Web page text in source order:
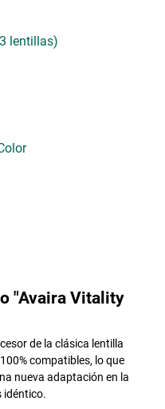
lentillas)
"Avaira Vitality
de la clásica lentilla
compatibles, lo que
nueva adaptación en la
idéntico.